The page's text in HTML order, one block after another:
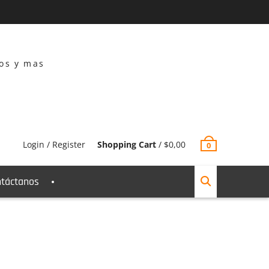
y mas
Login / Register Shopping Cart / $0,00 0